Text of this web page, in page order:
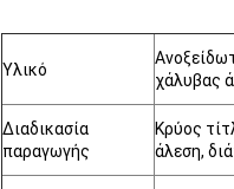
Υλικό
χάλυβας
Διαδικασία
παραγωγής
Κρύος
άλεση,